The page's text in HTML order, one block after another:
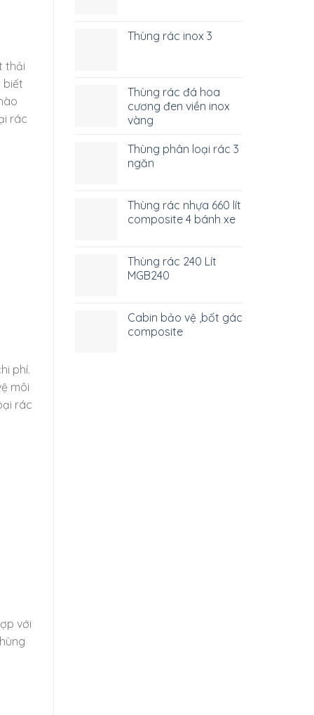
thải
biết
rác
phí.
môi
rác
với
Thùng rác inox 3
Thùng rác đá hoa
cương đen viền inox
vàng
Thùng phân loại rác 3
ngăn
Thùng rác nhựa 660 lít
composite 4 bánh xe
Thùng rác 240 Lít
MGB240
Cabin bảo vệ ,bốt gác
composite